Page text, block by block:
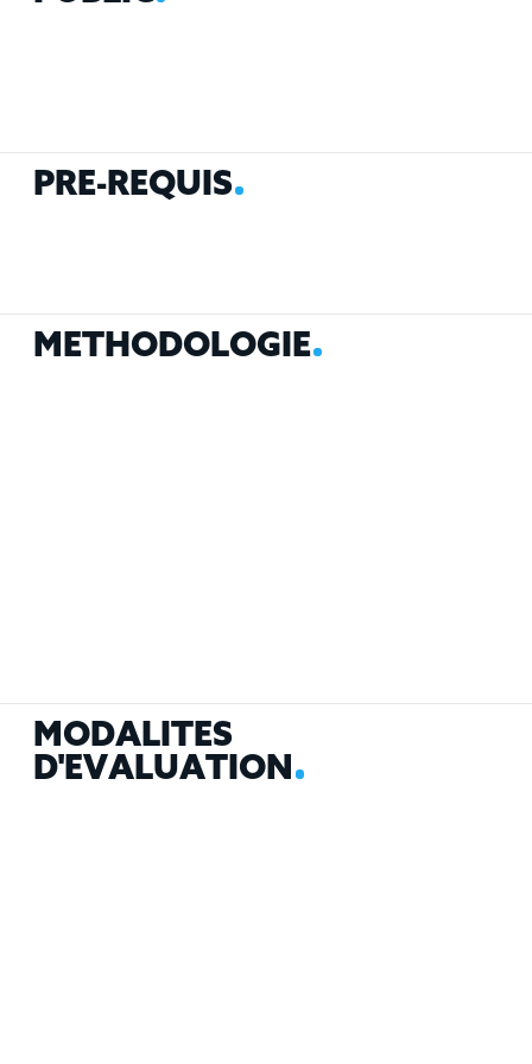
PRÉ-REQUIS
MÉTHODOLOGIE
M O DA L T ÉS
D' ÉVA LUAT O N